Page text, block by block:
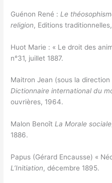
Guénon René : Le
religion, Editions
Huot Marie : « Le droit des
n°31, juillet 1887.
Maitron Jean (sous la
Dictionnaire international du
ouvrières, 1964.
Malon BenoîtLa Morale sociale
1886.
Papus (Gérard Encausse) «
L’Initiation, décembre 1895.